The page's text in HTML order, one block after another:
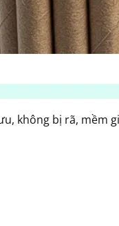
không bị rã, mềm